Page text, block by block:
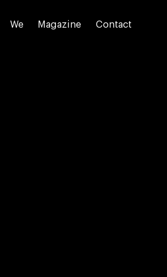
We Magazine Contact